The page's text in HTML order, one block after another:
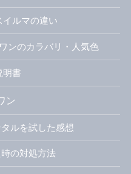
イルマの違い
ンのカラバリ・人気色
明書
ン
ルを試した感想
の対処方法